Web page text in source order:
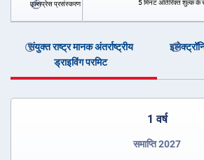
एक्सप्रेस प्रसंस्करण 5 मिनट अतिरिक्त शुल्क के
संयुक्त राष्ट्र मानक अंतर्राष्ट्रीय
ड्राइविंग परमिट
1 वर्ष
समाप्ति 2027